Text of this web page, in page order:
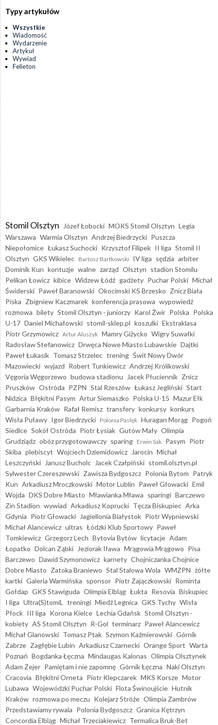
Typy artykułów
Wszystkie
Wiadomość
Wydarzenie
Artykuł
Wywiad
Felieton
Stomil Olsztyn Józef Łobocki MOKS Stomil Olsztyn Legia
Warszawa Warmia Olsztyn Andrzej Biedrzycki Puszcza
Niepołomice Łukasz Suchocki Krzysztof Filipek II liga Stomil II
Olsztyn GKS Wikielec Bartosz Bartkowski IV liga sędzia arbiter
Dominik Kun kontuzje walne zarząd Olsztyn stadion Stomilu
Pelikan Łowicz kibice Widzew Łódź gadżety Puchar Polski Michał
Świderski Paweł Baranowski Okocimski KS Brzesko Znicz Biała
Piska Zbigniew Kaczmarek konferencja prasowa wypowiedź
rozmowa bilety Stomil Olsztyn - juniorzy Karol Żwir Polska Polska
U-17 Daniel Michałowski stomil-sklep.pl koszulki Ekstraklasa
Piotr Grzymowicz Artur Aluszyk Mamry Giżycko Wigry Suwałki
Radosław Stefanowicz Drwęca Nowe Miasto Lubawskie Dajtki
Paweł Łukasik Tomasz Strzelec trening Świt Nowy Dwór
Mazowiecki wyjazd Robert Tunkiewicz Andrzej Królikowski
Vęgoria Węgorzewo budowa stadionu Jacek Płuciennik Znicz
Pruszków Ostróda PZPN Stal Rzeszów Łukasz Jegliński Start
Nidzica Błękitni Pasym Artur Siemaszko Polska U-15 Mazur Ełk
Garbarnia Kraków Rafał Remisz transfery konkursy konkurs
Wisła Puławy Igor Biedrzycki Polonia Pasłęk Huragan Morąg Pogoń
Siedlce Sokół Ostróda Piotr Łysiak Gutów Mały Olimpia
Grudziądz obóz przygotowawczy sparing Erwin Sak Pasym Piotr
Skiba plebiscyt Wojciech Dziemidowicz Jarocin Michał
Leszczyński
Janusz Bucholc Jacek Czałpiński stomil.olsztyn.pl
Sylwester Czereszewski Zawisza Bydgoszcz Polonia Bytom Patryk
Kun Arkadiusz Mroczkowski Motor Lublin Paweł Głowacki Emil
Wojda DKS Dobre Miasto Mławianka Mława sparingi Barczewo
Zin Stadion wywiad Arkadiusz Koprucki Tęcza Biskupiec Arka
Gdynia Piotr Głowacki Jagiellonia Białystok Piotr Wypniewski
Michał Alancewicz ultras Łódzki Klub Sportowy Paweł
Tomkiewicz Grzegorz Lech Bytovia Bytów licytacje Adam
Łopatko Dolcan Ząbki Jeziorak Iława Mrągowia Mrągowo Pisa
Barczewo Dawid Szymonowicz karnety Chojniczanka Chojnice
Dobre Miasto Zatoka Braniewo Stal Stalowa Wola WMZPN żółte
kartki Galeria Warmińska sponsor Piotr Zajączkowski Rominta
Gołdap GKS Stawiguda Olimpia Elbląg Łukta Resovia Biskupiec
I liga Ultra(S)tomiL treningi Miedź Legnica GKS Tychy Wisła
Płock III liga Korona Kielce Lechia Gdańsk Stomil Olsztyn -
kobiety AS Stomil Olsztyn R-Gol terminarz Paweł Alancewicz
Michał Glanowski Tomasz Ptak Szymon Kaźmierowski Górnik
Zabrze Zagłębie Lubin Arkadiusz Czarnecki Orange Sport Warta
Poznań Bogdanka Łęczna Mindaugas Kalonas Olimpia Olsztynek
Adam Zejer Pamiętam i nie zapomnę Górnik Łęczna Naki Olsztyn
Cracovia Błękitni Orneta Piotr Klepczarek MKS Korsze Motor
Lubawa Wojewódzki Puchar Polski Flota Świnoujście Hutnik
Kraków rozmowa po meczu Kolejarz Stróże Olimpia Zambrów
Przedstawiamy rywala Polonia Bydgoszcz Granica Kętrzyn
Concordia Elbląg Michał Trzeciakiewicz Termalica Bruk-Bet